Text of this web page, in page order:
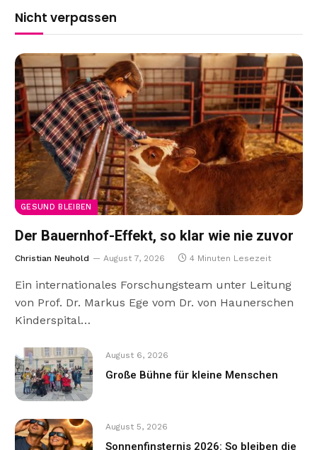
Nicht verpassen
GESUND BLEIBEN
Der Bauernhof-Effekt, so klar wie nie zuvor
Christian Neuhold August 7, 2026 4 Minuten Lesezeit
Ein internationales Forschungsteam unter Leitung
von Prof. Dr. Markus Ege vom Dr. von Haunerschen
Kinderspital…
August 6, 2026
Große Bühne für kleine Menschen
August 5, 2026
Sonnenfinsternis 2026: So bleiben die